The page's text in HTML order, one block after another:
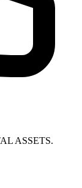
ASSETS.